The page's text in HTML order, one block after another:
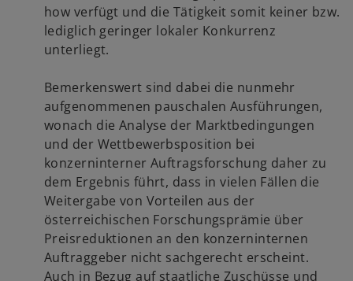
how verfügt und die Tätigkeit somit keiner bzw.
lediglich geringer lokaler Konkurrenz
unterliegt.
Bemerkenswert sind dabei die nunmehr
aufgenommenen pauschalen Ausführungen,
wonach die Analyse der Marktbedingungen
und der Wettbewerbsposition bei
konzerninterner Auftragsforschung daher zu
dem Ergebnis führt, dass in vielen Fällen die
Weitergabe von Vorteilen aus der
österreichischen Forschungsprämie über
Preisreduktionen an den konzerninternen
Auftraggeber nicht sachgerecht erscheint.
Auch in Bezug auf staatliche Zuschüsse und